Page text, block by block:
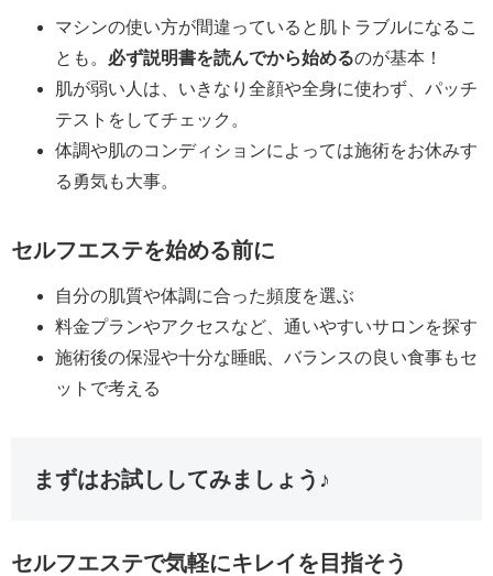
マシンの使い方が間違っていると肌トラブルになるこ
とも。 必ず説明書を読んでから始めるのが基本！
肌が弱い人は、いきなり全顔や全身に使わず、パッチ
テストをしてチェック。
体調や肌のコンディションによっては施術をお休みす
る勇気も大事。
セルフエステを始める前に
自分の肌質や体調に合った頻度を選ぶ
料金プランやアクセスなど、通いやすいサロンを探す
施術後の保湿や十分な睡眠、バランスの良い食事もセ
ットで考える
まずはお試ししてみましょう♪
セルフエステで気軽にキレイを目指そう